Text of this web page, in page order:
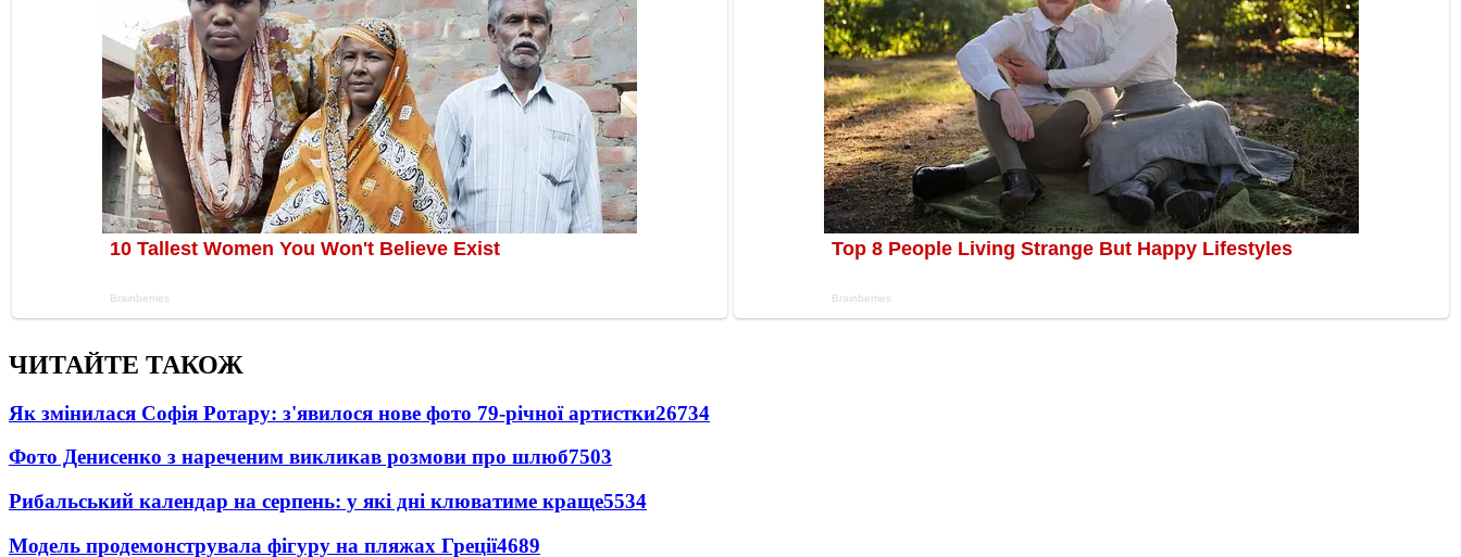
ЧИТАЙТЕ ТАКОЖ
Як змінилася Софія Ротару: з'явилося нове фото 79-річної артистки26734
Фото Денисенко з нареченим викликав розмови про шлюб7503
Рибальський календар на серпень: у які дні клюватиме краще5534
Модель продемонструвала фігуру на пляжах Греції4689